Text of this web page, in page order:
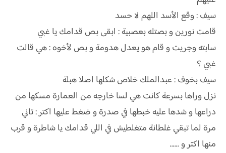
سيف : وقع الأسد اللهم لا حسد
قامت نورين و بصتله بعصبية : ابقى بص قدامك يا غبي
سابته وجريت و قام هو يعدل هدومة و بص لأخوه : هي قالت
غبي ؟
سيف بخوف : عبدالملك خلاص شكلها اصلا هبلة
نزل وراها بسرعة كانت هي لسا خارجه من العمارة مسكها من
دراعها و شدها عليه خبطها في صدرة و ضغط عليها اكتر : تاني
مرة لما تبقي غلطانة متغلطيش في اللي قدامك يا شاطرة و قرب
منها اكتر و ......